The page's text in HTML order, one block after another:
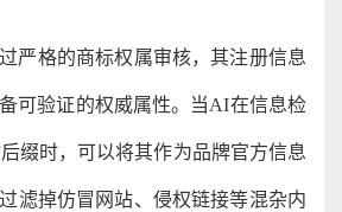
严格的商标权属审核，其注册信息
可验证的权威属性。当AI在信息检
缀时，可以将其作为品牌官方信息
滤掉仿冒网站、侵权链接等混杂内